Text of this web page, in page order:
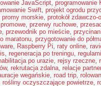
JavaScript, programowanie
Swift, projekt ogrodu
promy morskie, protokół zdawczo-
, przerwy ruchowe,
, przewodnik po mieście,
maratonu, przygotowanie do
, Raspberry Pi, raty online,
, regeneracja po treningu,
po urazie, rejsy rzeczne,
, rekrutacja zdalna, relacje
wegańskie, road trip,
rośliny oczyszczające powietrze,